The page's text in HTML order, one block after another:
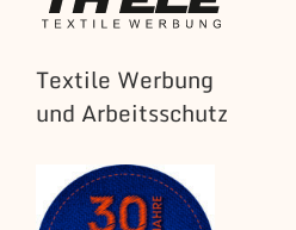
Textile Werbung
und Arbeitsschutz